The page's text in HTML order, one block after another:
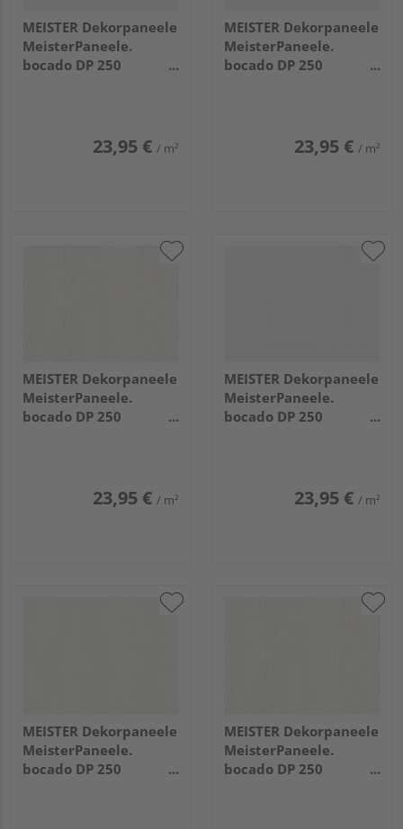
MEISTER Dekorpaneele
MeisterPaneele.
bocado DP 250
23,95 € / m²
MEISTER Dekorpaneele
MeisterPaneele.
bocado DP 250
23,95 € / m²
MEISTER Dekorpaneele
MeisterPaneele.
bocado DP 250
23,95 € / m²
MEISTER Dekorpaneele
MeisterPaneele.
bocado DP 250
23,95 € / m²
MEISTER Dekorpaneele
MeisterPaneele.
bocado DP 250
MEISTER Dekorpaneele
MeisterPaneele.
bocado DP 250